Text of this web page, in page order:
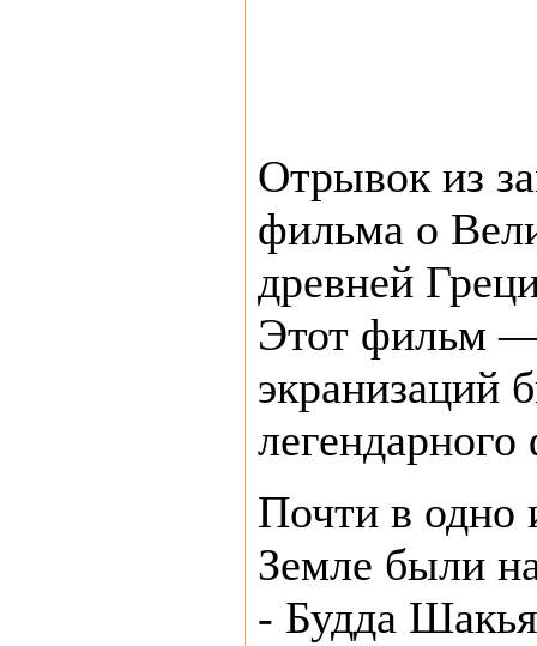
Отрывок из
фильма о
древней
Этот фильм
экранизаций
Почти в одно
Земле были
- Будда